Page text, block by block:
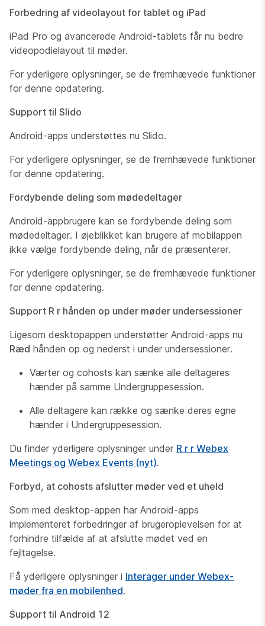
Forbedring af videolayout for tablet og iPad
iPad Pro og avancerede Android-tablets får nu bedre
videopodielayout til møder.
For yderligere oplysninger, se de fremhævede funktioner
for denne opdatering.
Support til Slido
Android-apps understøttes nu Slido.
For yderligere oplysninger, se de fremhævede funktioner
for denne opdatering.
Fordybende deling som mødedeltager
Android-appbrugere kan se fordybende deling som
mødedeltager. I øjeblikket kan brugere af mobilappen
ikke vælge fordybende deling, når de præsenterer.
For yderligere oplysninger, se de fremhævede funktioner
for denne opdatering.
Support R r hånden op under møder undersessioner
Ligesom desktopappen understøtter Android-apps nu
Ræd hånden op og nederst i under undersessioner.
Værter og cohosts kan sænke alle deltageres
hænder på samme Undergruppesession.
Alle deltagere kan række og sænke deres egne
hænder i Undergruppesession.
Du finder yderligere oplysninger under R r r Webex
Meetings og Webex Events (nyt).
Forbyd, at cohosts afslutter møder ved et uheld
Som med desktop-appen har Android-apps
implementeret forbedringer af brugeroplevelsen for at
forhindre tilfælde af at afslutte mødet ved en
fejltagelse.
Få yderligere oplysninger i Interager under Webex-
møder fra en mobilenhed.
Support til Android 12